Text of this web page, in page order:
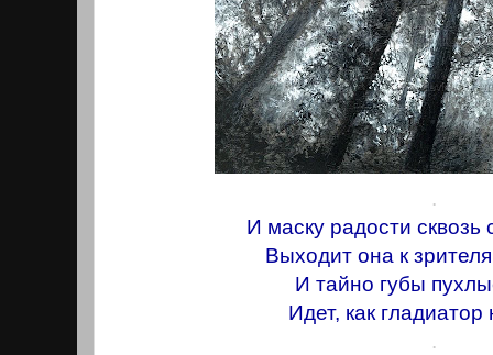
.
И маску радости сквозь
Выходит она к
И тайно губы
Идет, как гладиатор
.